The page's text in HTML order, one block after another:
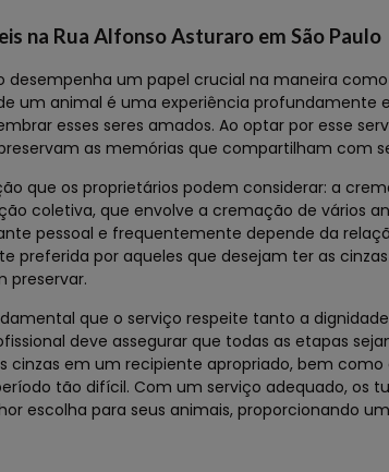
na Rua Alfonso Asturaro em São Paulo
um papel crucial na maneira
um animal é uma experiência profundamente
esses seres amados. Ao optar por esse
as memórias que compartilham com
que os proprietários podem considerar: a
coletiva, que envolve a cremação de vários
pessoal e frequentemente depende da
preferida por aqueles que desejam ter as
preservar.
que o serviço respeite tanto a
deve assegurar que todas as etapas
cinzas em um recipiente apropriado, bem
tão difícil. Com um serviço adequado, os
escolha para seus animais, proporcionando